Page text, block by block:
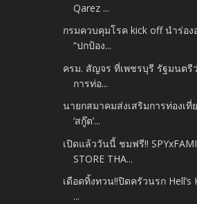
Qarez ...
กรมควบคุมโรค kick off นำร่อ
“ปกป้อง...
ครม. สัญจร ที่เพชรบุรี รัฐมนตรี
การท่อ...
นายกสมาคมส่งเสริมการท่องเที่
‘สกู๊ต’...
เปิดแล้ววันนี้ ชมฟรี!!
STORE THA...
เดือดทิ้งทวน!!ปิดครัวนรก Hell’s
...